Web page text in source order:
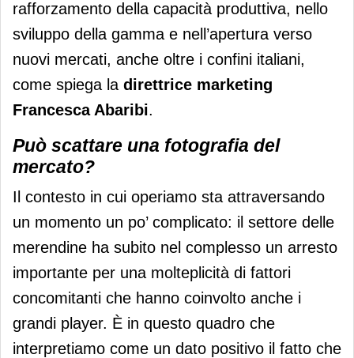
rafforzamento della capacità produttiva, nello
sviluppo della gamma e nell’apertura verso
nuovi mercati, anche oltre i confini italiani,
come spiega la direttrice marketing
Francesca Abaribi.
Può scattare una fotografia del
mercato?
Il contesto in cui operiamo sta attraversando
un momento un po’ complicato: il settore delle
merendine ha subito nel complesso un arresto
importante per una molteplicità di fattori
concomitanti che hanno coinvolto anche i
grandi player. È in questo quadro che
interpretiamo come un dato positivo il fatto che